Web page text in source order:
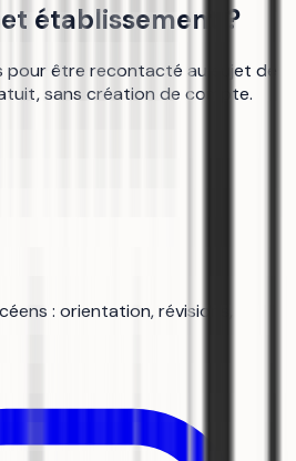
établissement ?
pour être recontacté au sujet de
sans création de compte.
: orientation, révisions,